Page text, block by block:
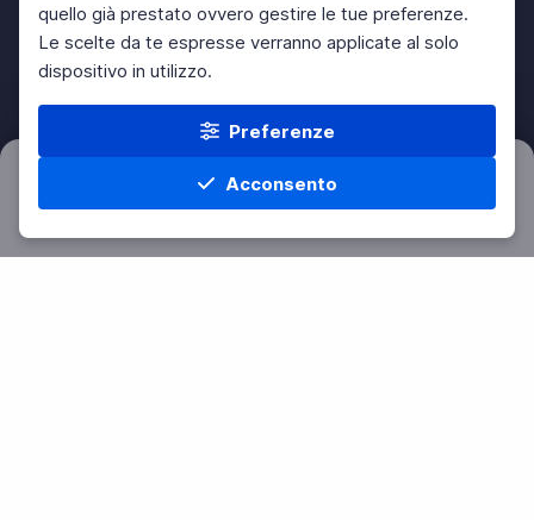
quello già prestato ovvero gestire le tue preferenze.
Le scelte da te espresse verranno applicate al solo
dispositivo in utilizzo.
Preferenze
Acconsento
Home Materie Cerca Menu